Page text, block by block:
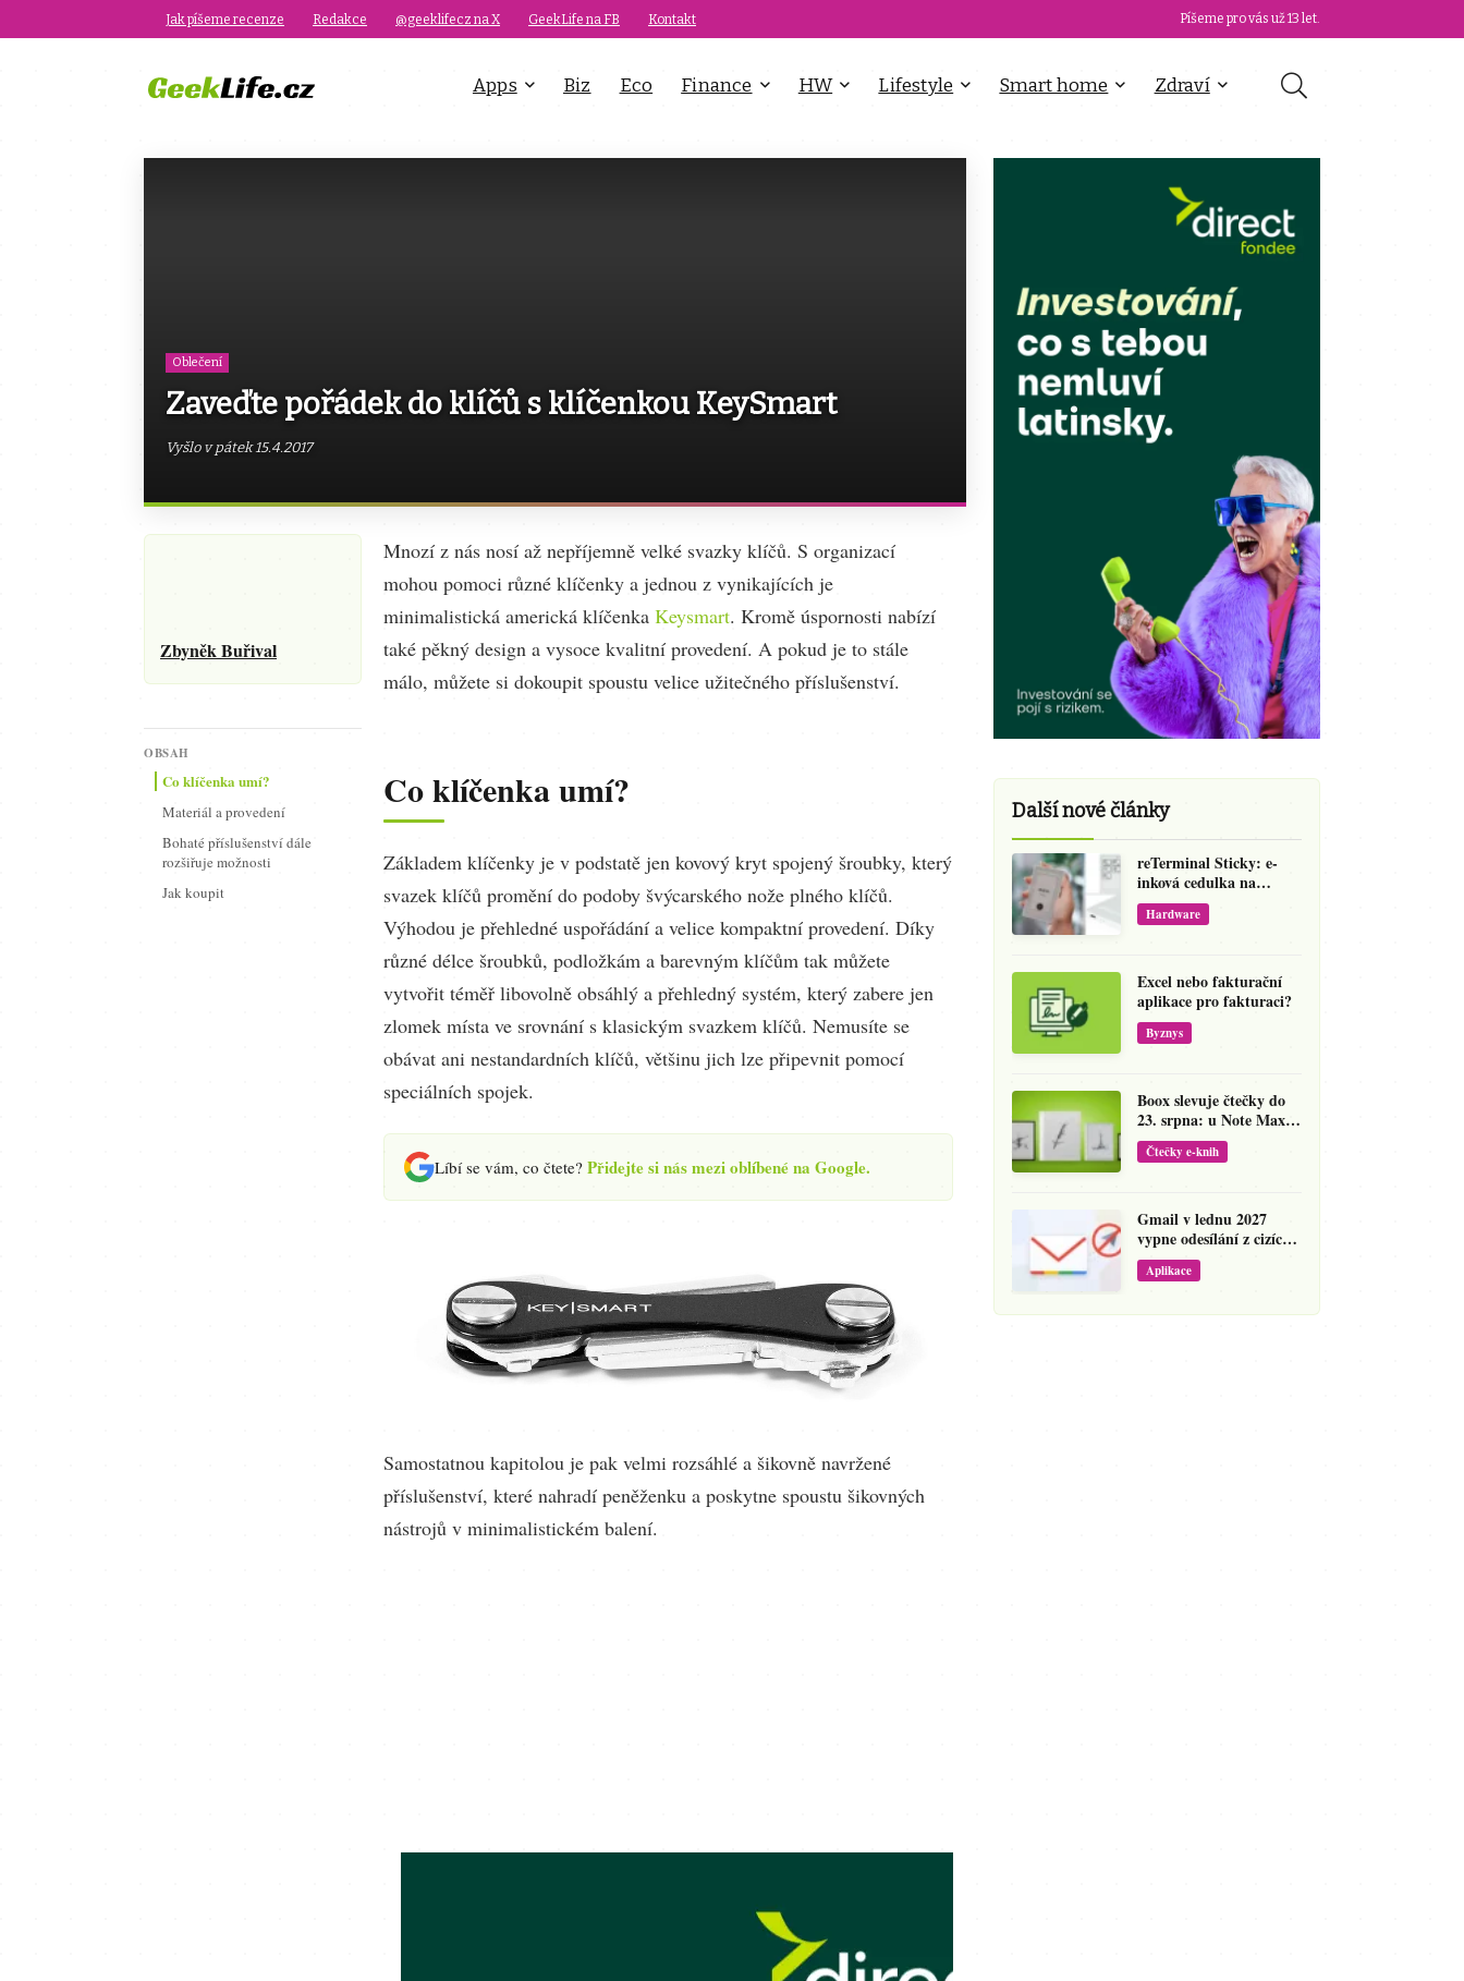
Jak píšeme recenze Redakce @geeklifecz na X GeekLife na FB Kontakt Píšeme pro vás už 13 let.
Apps Biz Eco Finance HW Lifestyle Smart home Zdraví
Oblečení
Zaveďte pořádek do klíčů s klíčenkou KeySmart
Vyšlo v pátek 15.4.2017
Zbyněk Buřival
OBSAH
Co klíčenka umí?
Materiál a provedení
Bohaté příslušenství dále
rozšiřuje možnosti
Jak koupit
Mnozí z nás nosí až nepříjemně velké svazky klíčů. S organizací
mohou pomoci různé klíčenky a jednou z vynikajících je
minimalistická americká klíčenka Keysmart. Kromě úspornosti nabízí
také pěkný design a vysoce kvalitní provedení. A pokud je to stále
málo, můžete si dokoupit spoustu velice užitečného příslušenství.
Co klíčenka umí?
Základem klíčenky je v podstatě jen kovový kryt spojený šroubky, který
svazek klíčů promění do podoby švýcarského nože plného klíčů.
Výhodou je přehledné uspořádání a velice kompaktní provedení. Díky
různé délce šroubků, podložkám a barevným klíčům tak můžete
vytvořit téměř libovolně obsáhlý a přehledný systém, který zabere jen
zlomek místa ve srovnání s klasickým svazkem klíčů. Nemusíte se
obávat ani nestandardních klíčů, většinu jich lze připevnit pomocí
speciálních spojek.
Líbí se vám, co čtete? Přidejte si nás mezi oblíbené na Google.
Samostatnou kapitolou je pak velmi rozsáhlé a šikovně navržené
příslušenství, které nahradí peněženku a poskytne spoustu šikovných
nástrojů v minimalistickém balení.
Další nové články
reTerminal Sticky: e-
inková cedulka na
ledničku, která přepíše
váš hlas na vzkaz
Hardware
Excel nebo fakturační
aplikace pro fakturaci?
Byznys
Boox slevuje čtečky do
23. srpna: u Note Maxu
jde cena dolů o 138 eur
Čtečky e-knih
Gmail v lednu 2027
vypne odesílání z cizích
adres
Aplikace